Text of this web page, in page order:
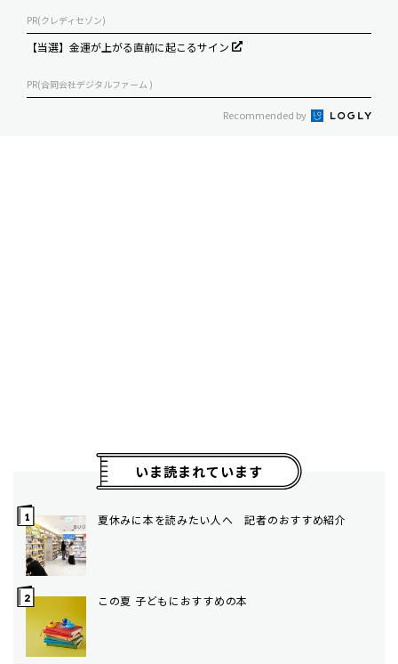
PR(クレディセゾン)
【当選】金運が上がる直前に起こるサイン
PR(合同会社デジタルファーム )
Recommended by
いま読まれています
夏休みに本を読みたい人へ 記者のおすすめ紹介
この夏 子どもにおすすめの本